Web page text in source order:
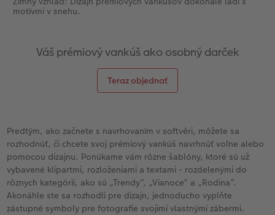
motívmi v snehu.
Váš prémiový vankúš ako osobný darček
Teraz objednať
Predtým, ako začnete s navrhovaním v softvéri, môžete sa
rozhodnúť, či chcete svoj prémiový vankúš navrhnúť voľne alebo
pomocou dizajnu. Ponúkame vám rôzne šablóny, ktoré sú už
vybavené klipartmi, rozloženiami a textami - rozdelenými do
rôznych kategórií, ako sú „Trendy“, „Vianoce“ a „Rodina“.
Akonáhle ste sa rozhodli pre dizajn, jednoducho vyplňte
zástupné symboly pre fotografie svojimi vlastnými zábermi.